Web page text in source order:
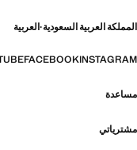
المملكة العربية السعودية·العربية
INSTAGRAM
FACEBOOK
مساعدة
مشترياتي